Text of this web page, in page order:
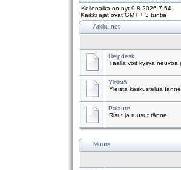
Kellonaika on nyt 9.8.2026 7:54
Kaikki ajat ovat GMT + 3 tuntia
Arkku.net
Helpdesk
Täällä voit kysyä neuvoa
Yleistä
Yleistä keskustelua tänne
Palaute
Risut ja ruusut tänne
Muuta